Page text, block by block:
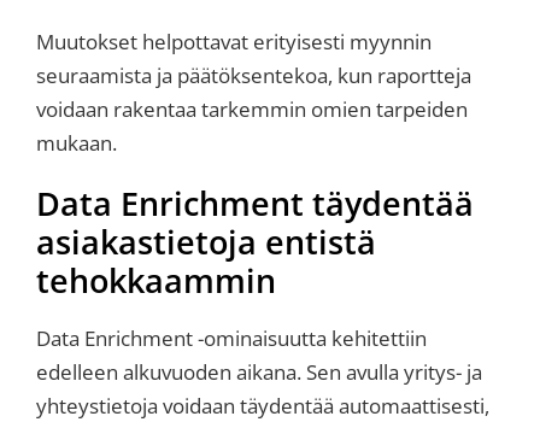
Muutokset helpottavat erityisesti myynnin
seuraamista ja päätöksentekoa, kun raportteja
voidaan rakentaa tarkemmin omien tarpeiden
mukaan.
Data Enrichment täydentää
asiakastietoja entistä
tehokkaammin
Data Enrichment -ominaisuutta kehitettiin
edelleen alkuvuoden aikana. Sen avulla yritys- ja
yhteystietoja voidaan täydentää automaattisesti,